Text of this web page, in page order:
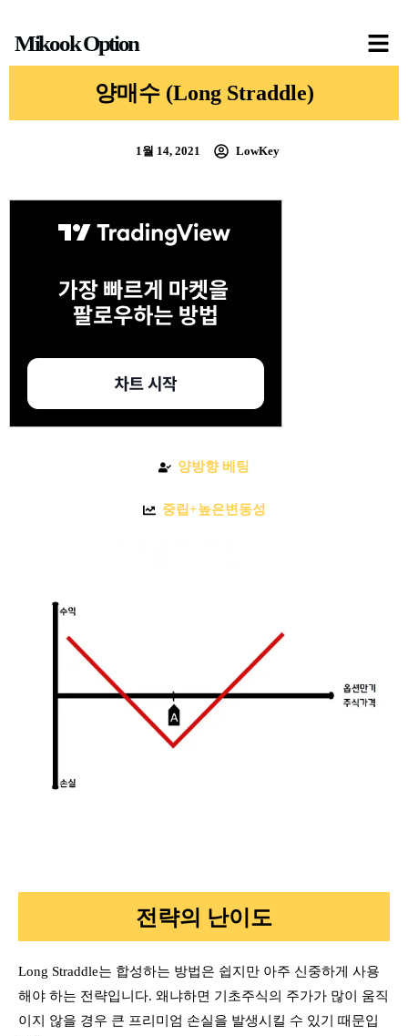
츠
건
Mikook Option
양매수 (Long Straddle)
1월 14, 2021 LowKey
양방향 베팅
중립+높은변동성
전략의 난이도
Long Straddle는 합성하는 방법은 쉽지만 아주 신중하게 사용
해야 하는 전략입니다. 왜냐하면 기초주식의 주가가 많이 움직
이지 않을 경우 큰 프리미엄 손실을 발생시킬 수 있기 때문입